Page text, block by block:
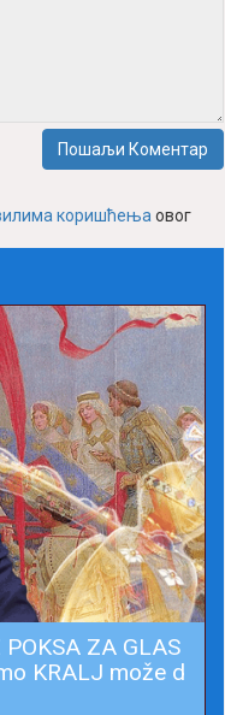
Пошаљи Коментар
коришћења овог
POKSA ZA GLAS
KRALJ može d